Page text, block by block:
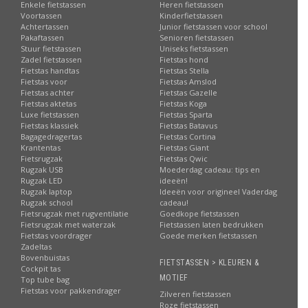
Enkele fietstassen
Voortassen
Achtertassen
Pakaftassen
Stuur fietstassen
Zadel fietstassen
Fietstas handtas
Fietstas voor
Fietstas achter
Fietstas aktetas
Luxe fietstassen
Fietstas klassiek
Bagagedragertas
Krantentas
Fietsrugzak
Rugzak USB
Rugzak LED
Rugzak laptop
Rugzak school
Fietsrugzak met rugventilatie
Fietsrugzak met waterzak
Fietstas voordrager
Zadeltas
Bovenbuistas
Cockpit tas
Top tube bag
Fietstas voor pakkendrager
Heren fietstassen
Kinderfietstassen
Junior fietstassen voor school
Senioren fietstassen
Uniseks fietstassen
Fietstas hond
Fietstas Stella
Fietstas Amslod
Fietstas Gazelle
Fietstas Koga
Fietstas Sparta
Fietstas Batavus
Fietstas Cortina
Fietstas Giant
Fietstas Qwic
Moederdag cadeau: tips en
ideeën!
Ideeën voor origineel Vaderdag
cadeau!
Goedkope fietstassen
Fietstassen laten bedrukken
Goede merken fietstassen
FIETSTASSEN > KLEUREN &
MOTIEF
Zilveren fietstassen
Roze fietstassen